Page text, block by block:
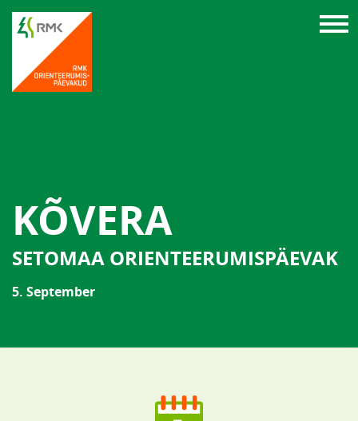
KÕVERA
SETOMAA ORIENTEERUMISPÄEVAK
5. September